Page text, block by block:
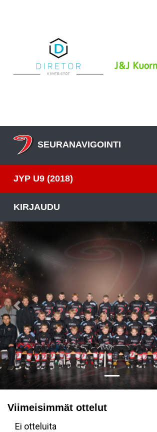
SEURANAVIGOINTI
JYP U9 (2018)
KIRJAUDU
Previous
Viimeisimmät ottelut
Ei otteluita